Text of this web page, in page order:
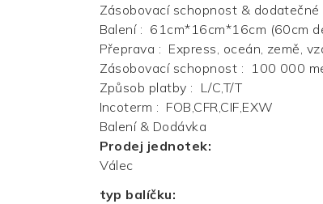
Zásobovací schopnost & dodatečné
Balení : 61cm*16cm*16cm (60cm
Přeprava : Express, oceán, země,
Zásobovací schopnost : 100 000
Způsob platby : L/C,T/T
Incoterm : FOB,CFR,CIF,EXW
Balení & Dodávka
Prodej jednotek:
Válec
typ balíčku: